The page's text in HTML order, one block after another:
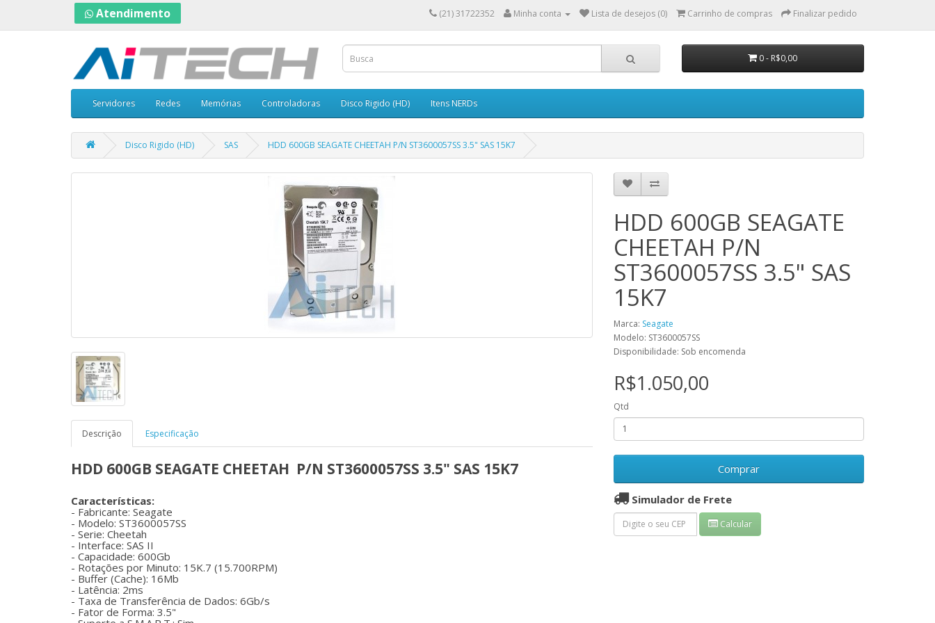
Atendimento (21) 31722352 Minha conta Lista de desejos (0) Carrinho de compras Finalizar pedido
0 - R$0,00
Servidores Redes Memórias Controladoras Disco Rigido (HD) Itens NERDs
Disco Rigido (HD) SAS HDD 600GB SEAGATE CHEETAH P/N ST3600057SS 3.5" SAS 15K7
Descrição Especificação
HDD 600GB SEAGATE CHEETAH P/N ST3600057SS 3.5" SAS 15K7
Características:
- Fabricante: Seagate
- Modelo: ST3600057SS
- Serie: Cheetah
- Interface: SAS II
- Capacidade: 600Gb
- Rotações por Minuto: 15K.7 (15.700RPM)
- Buffer (Cache): 16Mb
- Latência: 2ms
- Taxa de Transferência de Dados: 6Gb/s
- Fator de Forma: 3.5"
HDD 600GB SEAGATE
CHEETAH P/N
ST3600057SS 3.5" SAS
15K7
Marca: Seagate
Modelo: ST3600057SS
Disponibilidade: Sob encomenda
R$1.050,00
Qtd
Comprar
Simulador de Frete
Calcular